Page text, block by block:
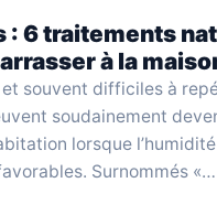
: 6 traitements
à la
souvent difficiles à
soudainement
lorsque
Surnommés «…